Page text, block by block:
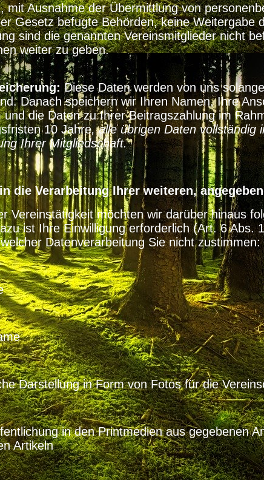
Ausnahme der Übermittlung von
Gesetz befugte Behörden, keine Weitergabe
sind die genannten Vereinsmitglieder nicht
weiter zu geben.
Diese Daten werden von uns
Danach speichern wir Ihren Namen, Ihre
und die Daten zu Ihrer Beitragszahlung im
10 Jahre, alle übrigen Daten vollständig
Ihrer Mitgliedschaft.
die Verarbeitung Ihrer weiteren,
Vereinstätigkeit möchten wir darüber hinaus
ist Ihre Einwilligung erforderlich (Art. 6 Abs.
Datenverarbeitung Sie nicht zustimmen:
in Form von Fotos für die
in den Printmedien aus gegebenen
Artikeln